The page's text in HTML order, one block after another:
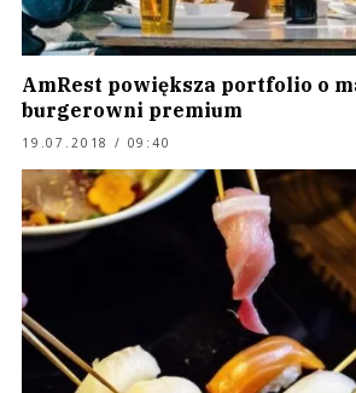
AmRest powiększa portfolio o
burgerowni premium
19.07.2018 / 09:40